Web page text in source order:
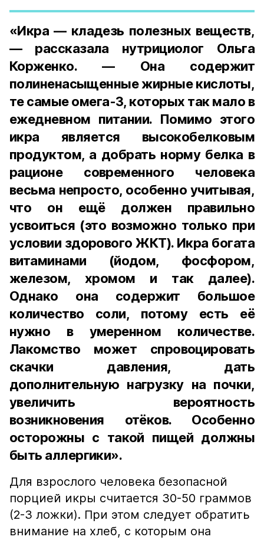
«Икра — кладезь полезных веществ,
— рассказала нутрициолог Ольга
Корженко. — Она содержит
полиненасыщенные жирные кислоты,
те самые омега-3, которых так мало в
ежедневном питании. Помимо этого
икра является высокобелковым
продуктом, а добрать норму белка в
рационе современного человека
весьма непросто, особенно учитывая,
что он ещё должен правильно
усвоиться (это возможно только при
условии здорового ЖКТ). Икра богата
витаминами (йодом, фосфором,
железом, хромом и так далее).
Однако она содержит большое
количество соли, потому есть её
нужно в умеренном количестве.
Лакомство может спровоцировать
скачки давления, дать
дополнительную нагрузку на почки,
увеличить вероятность
возникновения отёков. Особенно
осторожны с такой пищей должны
быть аллергики».
Для взрослого человека безопасной
порцией икры считается 30-50 граммов
(2-3 ложки). При этом следует обратить
внимание на хлеб, с которым она